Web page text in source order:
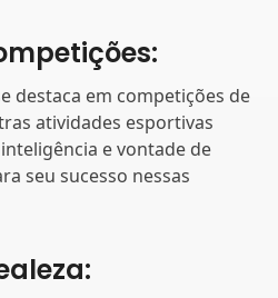
destaca em competições de
atividades esportivas
e vontade de
seu sucesso nessas